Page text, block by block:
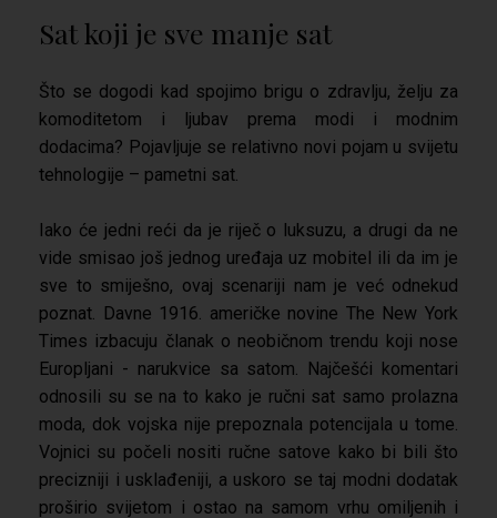
Sat koji je sve manje sat
Što se dogodi kad spojimo brigu o zdravlju, želju za
komoditetom i ljubav prema modi i modnim
dodacima? Pojavljuje se relativno novi pojam u svijetu
tehnologije – pametni sat.
Iako će jedni reći da je riječ o luksuzu, a drugi da ne
vide smisao još jednog uređaja uz mobitel ili da im je
sve to smiješno, ovaj scenariji nam je već odnekud
poznat. Davne 1916. američke novine The New York
Times izbacuju članak o neobičnom trendu koji nose
Europljani - narukvice sa satom. Najčešći komentari
odnosili su se na to kako je ručni sat samo prolazna
moda, dok vojska nije prepoznala potencijala u tome.
Vojnici su počeli nositi ručne satove kako bi bili što
precizniji i usklađeniji, a uskoro se taj modni dodatak
proširio svijetom i ostao na samom vrhu omiljenih i